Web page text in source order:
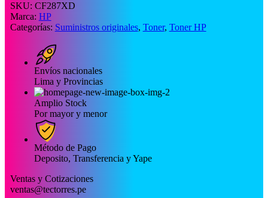
SKU: CF287XD
Marca: HP
Categorías: Suministros originales, Toner, Toner HP
Envíos nacionales
Lima y Provincias
Amplio Stock
Por mayor y menor
Método de Pago
Deposito, Transferencia y Yape
Ventas y Cotizaciones
ventas@tectorres.pe